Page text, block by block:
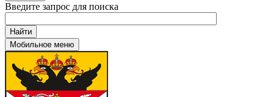
Введите запрос для поиска
Найти
Мобильное меню